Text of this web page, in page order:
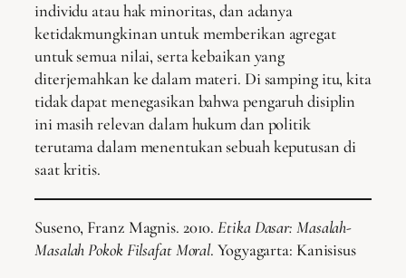
individu atau hak minoritas, dan adanya
ketidakmungkinan untuk memberikan agregat
untuk semua nilai, serta kebaikan yang
diterjemahkan ke dalam materi. Di samping itu, kita
tidak dapat menegasikan bahwa pengaruh disiplin
ini masih relevan dalam hukum dan politik
terutama dalam menentukan sebuah keputusan di
saat kritis.
Suseno, Franz Magnis. 2010.Etika Dasar: Masalah-
Masalah Pokok Filsafat Moral. Yogyagarta: Kanisisus